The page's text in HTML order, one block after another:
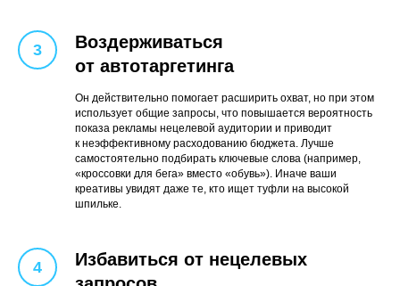
Воздерживаться
от автотаргетинга
Он действительно помогает расширить охват, но при этом
использует общие запросы, что повышается вероятность
показа рекламы нецелевой аудитории и приводит
к неэффективному расходованию бюджета. Лучше
самостоятельно подбирать ключевые слова (например,
«кроссовки для бега» вместо «обувь»). Иначе ваши
креативы увидят даже те, кто ищет туфли на высокой
шпильке.
Избавиться от нецелевых